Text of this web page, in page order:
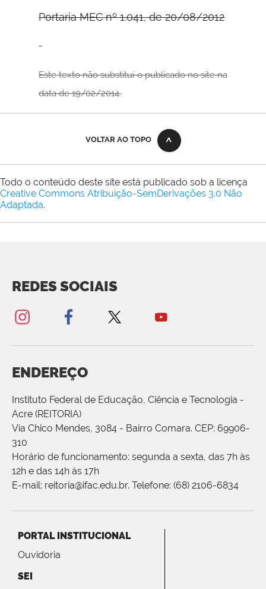
Portaria MEC nº 1.041, de 20/08/2012
Este texto não substitui o publicado no site na
data de 19/02/2014.
VOLTAR AO TOPO
Todo o conteúdo deste site está publicado sob a licença
Creative Commons Atribuição-SemDerivações 3.0 Não
Adaptada.
REDES SOCIAIS
ENDEREÇO
Instituto Federal de Educação, Ciência e Tecnologia -
Acre (REITORIA)
Via Chico Mendes, 3084 - Bairro Comara. CEP: 69906-
310
Horário de funcionamento: segunda a sexta, das 7h às
12h e das 14h às 17h
E-mail: reitoria@ifac.edu.br. Telefone: (68) 2106-6834
PORTAL INSTITUCIONAL
Ouvidoria
SEI